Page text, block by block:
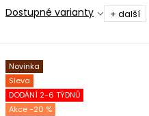
Dostupné varianty + další
Novinka
Sleva
DODÁNÍ 2-6 TÝDNŮ
-20 %